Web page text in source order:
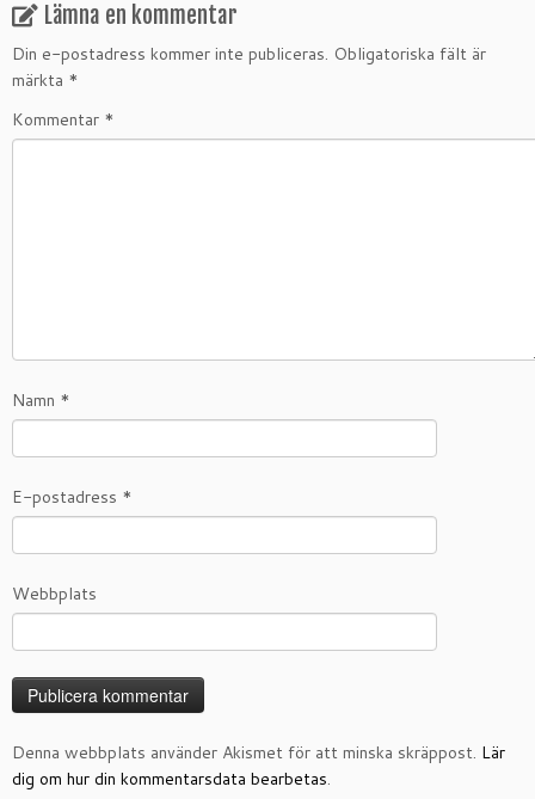
Lämna en kommentar
Din e-postadress kommer inte publiceras. Obligatoriska fält är
märkta *
Kommentar *
Namn *
E-postadress *
Webbplats
Denna webbplats använder Akismet för att minska skräppost. Lär
dig om hur din kommentarsdata bearbetas.